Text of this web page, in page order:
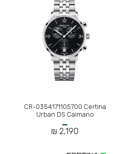
CR-0354171105700 Certina
Urban DS Caimano
2,190 ₪